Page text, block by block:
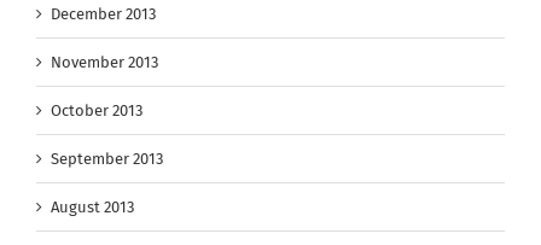
December 2013
November 2013
October 2013
September 2013
August 2013